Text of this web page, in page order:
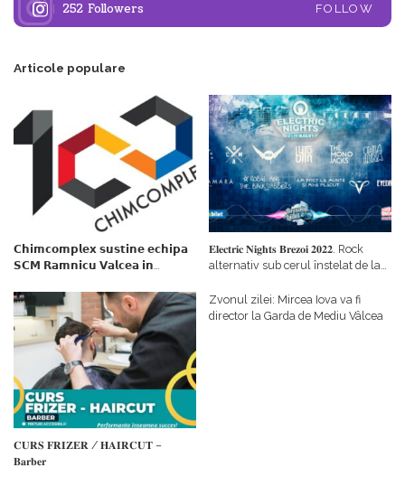
252 Followers FOLLOW
Articole populare
𝗖𝗵𝗶𝗺𝗰𝗼𝗺𝗽𝗹𝗲𝘅 𝘀𝘂𝘀𝘁𝗶𝗻𝗲 𝗲𝗰𝗵𝗶𝗽𝗮
𝗦𝗖𝗠 𝗥𝗮𝗺𝗻𝗶𝗰𝘂 𝗩𝗮𝗹𝗰𝗲𝗮 𝗶𝗻
𝗳𝗶𝗻𝗮𝗻𝘁𝗮𝘁𝗼𝗿
𝐄𝐥𝐞𝐜𝐭𝐫𝐢𝐜 𝐍𝐢𝐠𝐡𝐭𝐬 𝐁𝐫𝐞𝐳𝐨𝐢 𝟐𝟎𝟐𝟐. Rock
alternativ sub cerul înstelat de la
𝐂𝐔𝐑𝐒 𝐅𝐑𝐈𝐙𝐄𝐑 / 𝐇𝐀𝐈𝐑𝐂𝐔𝐓 –
𝐁𝐚𝐫𝐛𝐞𝐫
Zvonul zilei: Mircea Iova va fi
director la Garda de Mediu Vâlcea